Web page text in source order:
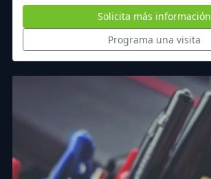
Solicita más información
Programa una visita